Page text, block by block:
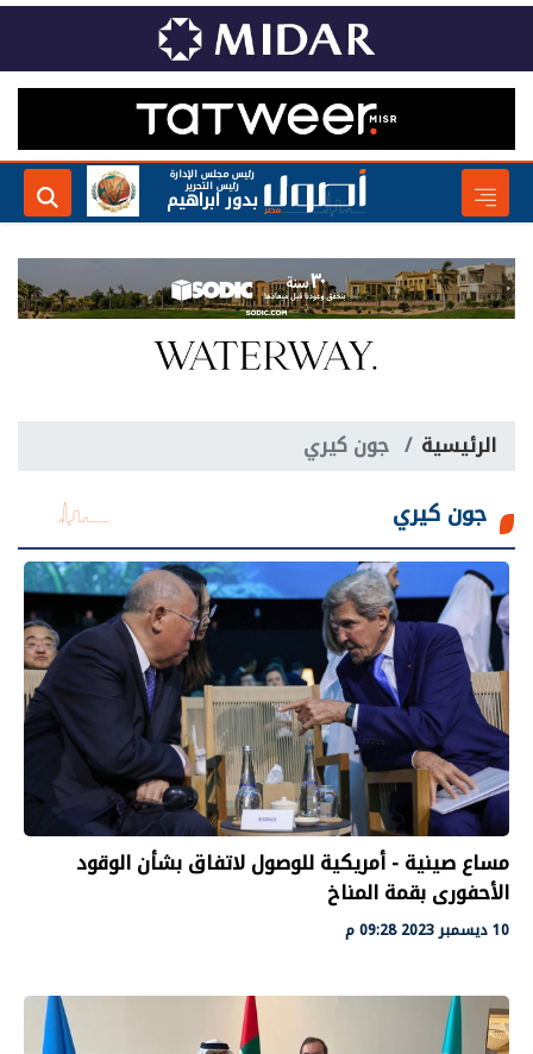
رئيس مجلس الإدارة
رئيس التحرير
بدور ابراهيم
الرئيسية جون كيري
جون كيري
مساع صينية - أمريكية للوصول لاتفاق بشأن الوقود
الأحفورى بقمة المناخ
10 ديسمبر 2023 09:28 م